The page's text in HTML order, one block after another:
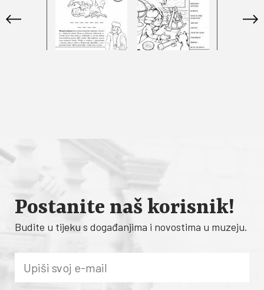
Postanite naš korisnik!
Budite u tijeku s događanjima i novostima u muzeju.